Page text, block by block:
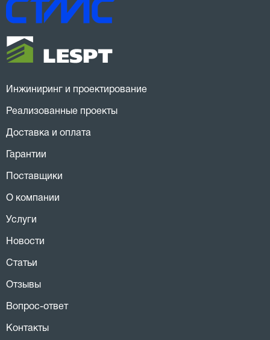
Инжиниринг и проектирование
Реализованные проекты
Доставка и оплата
Гарантии
Поставщики
О компании
Услуги
Новости
Статьи
Отзывы
Вопрос-ответ
Контакты